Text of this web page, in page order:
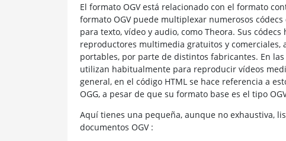
El formato OGV está relacionado con el formato
formato OGV puede multiplexar numerosos
para texto, vídeo y audio, como Theora. Sus
reproductores multimedia gratuitos y comerciales,
portables, por parte de distintos fabricantes. En las
utilizan habitualmente para reproducir vídeos
general, en el código HTML se hace referencia a
OGG, a pesar de que su formato base es el tipo
Aquí tienes una pequeña, aunque no exhaustiva,
documentos OGV :